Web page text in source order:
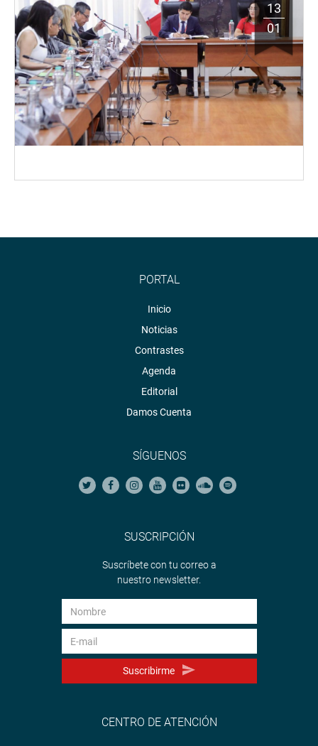
13
01
PORTAL
Inicio
Noticias
Contrastes
Agenda
Editorial
Damos Cuenta
SÍGUENOS
SUSCRIPCIÓN
Suscríbete con tu correo a
nuestro newsletter.
Suscribirme
CENTRO DE ATENCIÓN